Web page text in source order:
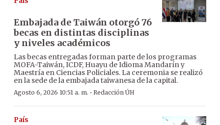
Embajada de Taiwán otorgó 76
becas en distintas disciplinas
y niveles académicos
Las becas entregadas forman parte de los programas
MOFA-Taiwán, ICDF, Huayu de Idioma Mandarín y
Maestría en Ciencias Policiales. La ceremonia se realizó
en la sede de la embajada taiwanesa de la capital.
Agosto 6, 2026 10:51 a. m. · Redacción ÚH
País